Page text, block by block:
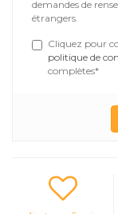
demandes de
étrangers.
Cliquez pour
politique de
complètes*